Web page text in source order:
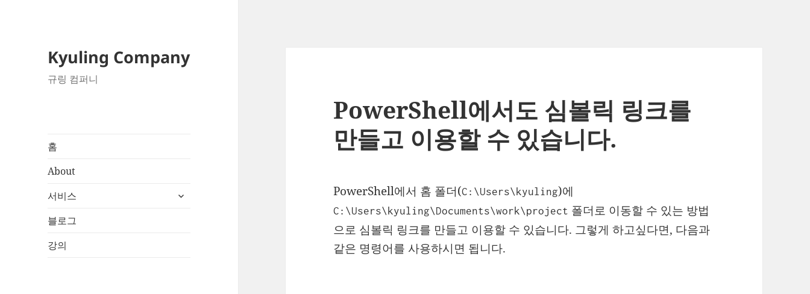
Kyuling Company
규링 컴퍼니
홈
About
서비스
하
블로그
강의
PowerShell에서도 심볼릭 링크를
만들고 이용할 수 있습니다.
PowerShell에서 홈 폴더(C:\Users\kyuling)에
C:\Users\kyuling\Documents\work\project 폴더로 이동할 수 있는 방법
으로 심볼릭 링크를 만들고 이용할 수 있습니다. 그렇게 하고싶다면, 다음과
같은 명령어를 사용하시면 됩니다.